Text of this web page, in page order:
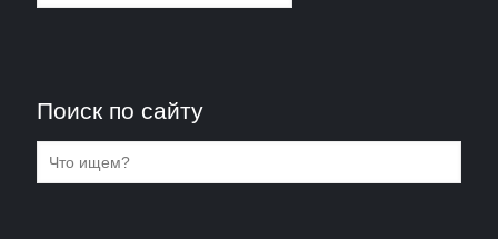
Поиск по сайту